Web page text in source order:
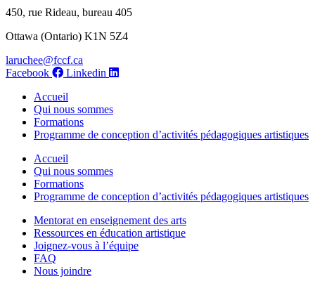
450, rue Rideau, bureau 405
Ottawa (Ontario) K1N 5Z4
laruchee@fccf.ca
Facebook
Linkedin
Accueil
Qui nous sommes
Formations
Programme de conception d’activités pédagogiques artistiques
Accueil
Qui nous sommes
Formations
Programme de conception d’activités pédagogiques artistiques
Mentorat en enseignement des arts
Ressources en éducation artistique
Joignez-vous à l’équipe
FAQ
Nous joindre